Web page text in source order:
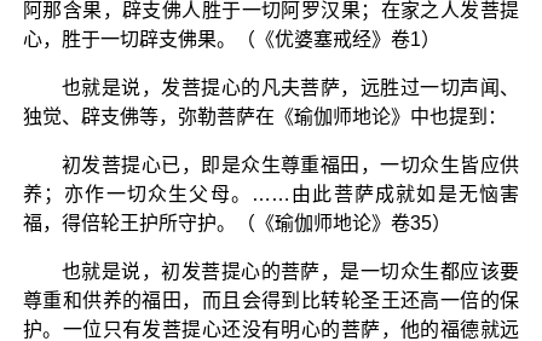
阿那含果，辟支佛人胜于一切阿罗汉果；在家之人发菩提
心，胜于一切辟支佛果。（《优婆塞戒经》卷1）
也就是说，发菩提心的凡夫菩萨，远胜过一切声闻、
独觉、辟支佛等，弥勒菩萨在《瑜伽师地论》中也提到：
初发菩提心已，即是众生尊重福田，一切众生皆应供
养；亦作一切众生父母。……由此菩萨成就如是无恼害
福，得倍轮王护所守护。（《瑜伽师地论》卷35）
也就是说，初发菩提心的菩萨，是一切众生都应该要
尊重和供养的福田，而且会得到比转轮圣王还高一倍的保
护。一位只有发菩提心还没有明心的菩萨，他的福德就远